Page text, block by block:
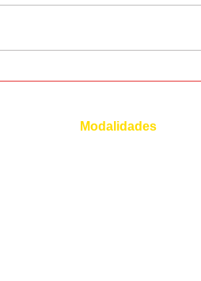
Modalidades